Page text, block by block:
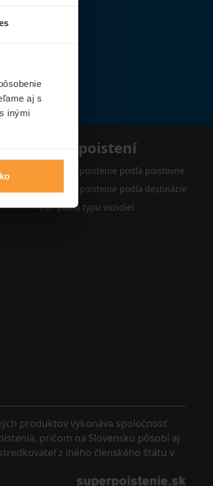
aj s
inými
Typy poistení
Cestovné poistenie podľa poisťovne
Cestovné poistenie podľa destinácie
PZP podľa typu vozidiel
produktov vykonáva spoločnosť
pričom na Slovensku pôsobí aj
z iného členského štátu v